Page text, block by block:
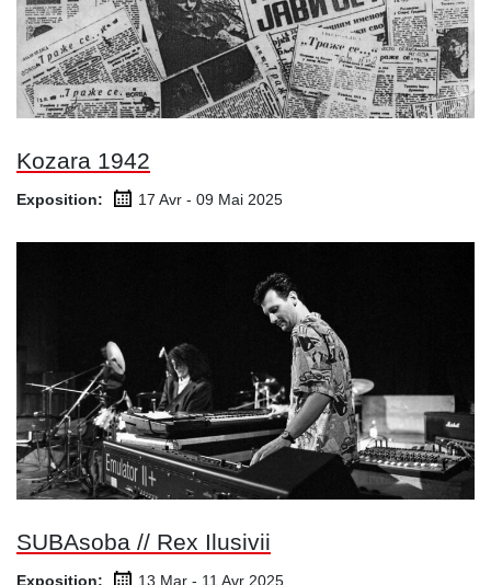
Kozara 1942
Exposition: 17 Avr - 09 Mai 2025
SUBAsoba // Rex Ilusivii
Exposition: 13 Mar - 11 Avr 2025